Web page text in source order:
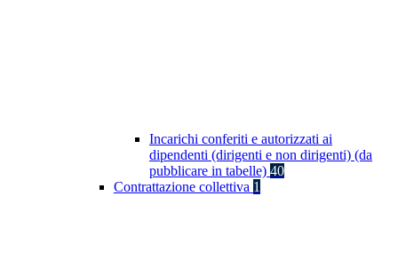
Incarichi conferiti e autorizzati ai
dipendenti (dirigenti e non dirigenti) (da
pubblicare in tabelle) 40
Contrattazione collettiva 1